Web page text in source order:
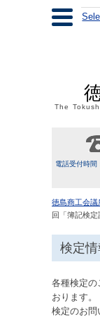
The
電話受付時
徳島商工会議
回「簿記検
検定情
各種検定の
おります。
検定のお問